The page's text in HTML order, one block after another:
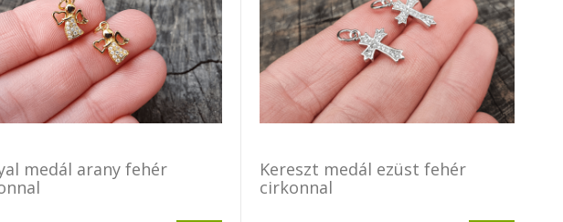
medál arany fehér
Kereszt medál ezüst fehér
cirkonnal